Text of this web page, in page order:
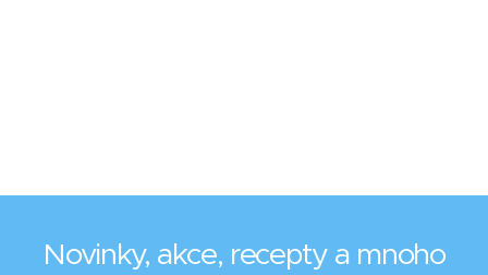
Novinky, akce, recepty a mnoho